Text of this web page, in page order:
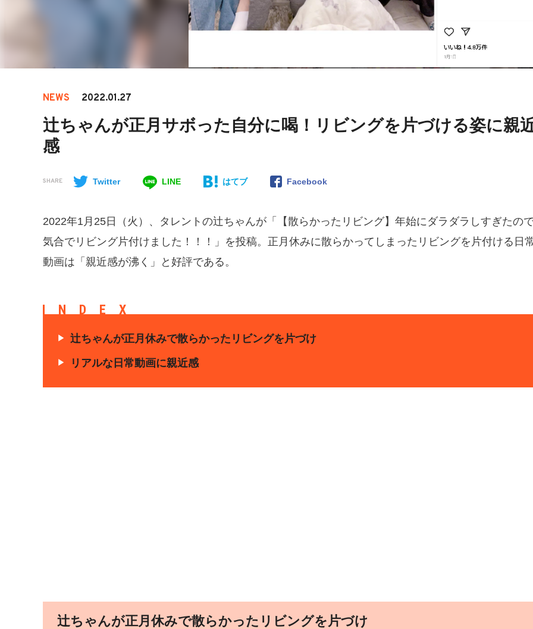
NEWS 2022.01.27
辻ちゃんが正月サボった自分に喝！リビングを片づける姿に親
感
SHARE Twitter LINE はてブ Facebook
​​2022年1月25日（火）、タレントの辻ちゃんが「【散らかったリビング】年始にダラダラしすぎたの
気合でリビング片付けました！！！」を投稿。正月休みに散らかってしまったリビングを片付ける日
動画は「親近感が沸く」と好評である。
INDEX
辻ちゃんが正月休みで散らかったリビングを片づけ
リアルな日常動画に親近感
辻ちゃんが正月休みで散らかったリビングを片づけ